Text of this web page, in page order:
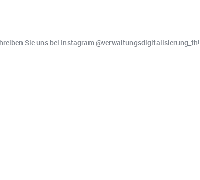
Sie uns bei Instagram @verwaltungsdigitalisierung_th!